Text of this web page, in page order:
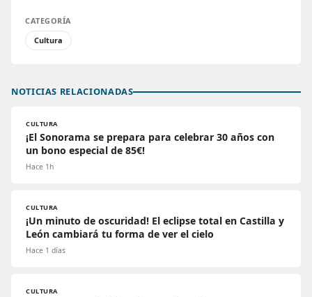
CATEGORÍA
Cultura
NOTICIAS RELACIONADAS
CULTURA
¡El Sonorama se prepara para celebrar 30 años con
un bono especial de 85€!
Hace 1h
CULTURA
¡Un minuto de oscuridad! El eclipse total en Castilla y
León cambiará tu forma de ver el cielo
Hace 1 días
CULTURA